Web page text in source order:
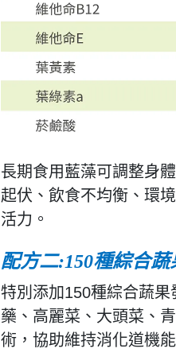
長期食用藍藻可調整身
起伏、飲食不均衡、環
活力。
配方二:150種綜合
特別添加150種綜合蔬
藥、高麗菜、大頭菜、
術，協助維持消化道機